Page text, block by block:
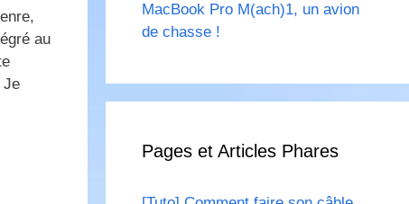
au
Je
MacBook Pro M(ach)1, un avion
de chasse !
Pages et Articles Phares